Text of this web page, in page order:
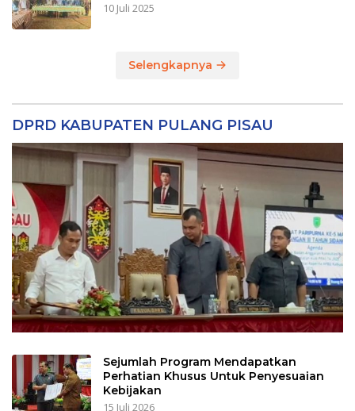
10 Juli 2025
Selengkapnya
DPRD KABUPATEN PULANG PISAU
Sejumlah Program Mendapatkan
Perhatian Khusus Untuk Penyesuaian
Kebijakan
15 Juli 2026